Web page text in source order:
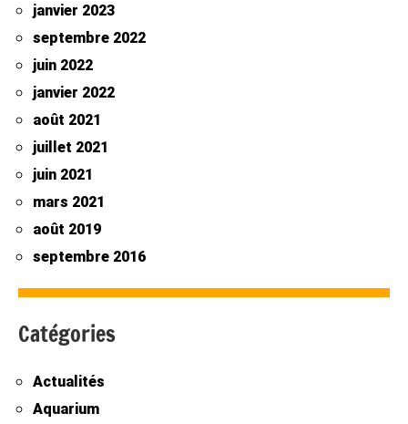
janvier 2023
septembre 2022
juin 2022
janvier 2022
août 2021
juillet 2021
juin 2021
mars 2021
août 2019
septembre 2016
Catégories
Actualités
Aquarium